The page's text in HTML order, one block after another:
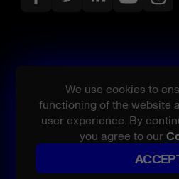
We use cookies to
functioning of the website
user experience. By
you agree to our